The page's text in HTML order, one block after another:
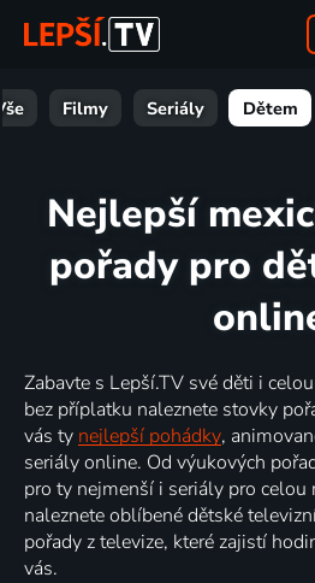
Filmy Seriály Dětem
Nejlepší
pořady pro
Zabavte s Lepší.TV své děti i
bez příplatku naleznete stovky
vás ty nejlepší pohádky,
seriály online. Od výukových
pro ty nejmenší i seriály pro celou
naleznete oblíbené dětské
pořady z televize, které zajistí
vás.